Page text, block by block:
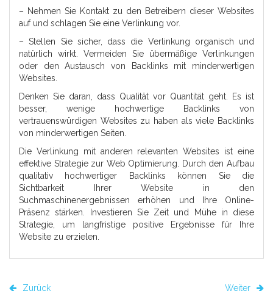
– Nehmen Sie Kontakt zu den Betreibern dieser Websites
auf und schlagen Sie eine Verlinkung vor.
– Stellen Sie sicher, dass die Verlinkung organisch und
natürlich wirkt. Vermeiden Sie übermäßige Verlinkungen
oder den Austausch von Backlinks mit minderwertigen
Websites.
Denken Sie daran, dass Qualität vor Quantität geht. Es ist
besser, wenige hochwertige Backlinks von
vertrauenswürdigen Websites zu haben als viele Backlinks
von minderwertigen Seiten.
Die Verlinkung mit anderen relevanten Websites ist eine
effektive Strategie zur Web Optimierung. Durch den Aufbau
qualitativ hochwertiger Backlinks können Sie die
Sichtbarkeit Ihrer Website in den
Suchmaschinenergebnissen erhöhen und Ihre Online-
Präsenz stärken. Investieren Sie Zeit und Mühe in diese
Strategie, um langfristige positive Ergebnisse für Ihre
Website zu erzielen.
Zurück Weiter